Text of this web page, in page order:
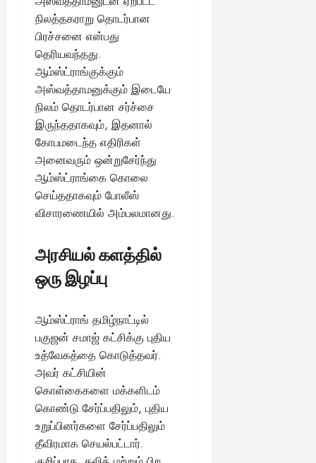
நிலத்தகராறு தொடர்பான
பிரச்சனை என்பது
தெரியவந்தது.
ஆம்ஸ்ட்ராங்குக்கும்
அஸ்வத்தாமனுக்கும் இடையே
நிலம் தொடர்பான சர்ச்சை
இருந்ததாகவும், இதனால்
கோபமடைந்த எதிரிகள்
அனைவரும் ஒன்றுசேர்ந்து
ஆம்ஸ்ட்ராங்கை கொலை
செய்ததாகவும் போலீஸ்
விசாரணையில் அம்பலமானது.
அரசியல் களத்தில்
ஒரு இழப்பு
ஆம்ஸ்ட்ராங் தமிழ்நாட்டில்
பகுஜன் சமாஜ் கட்சிக்கு புதிய
உத்வேகத்தை கொடுத்தவர்.
அவர் கட்சியின்
கொள்கைகளை மக்களிடம்
கொண்டு சேர்ப்பதிலும், புதிய
உறுப்பினர்களை சேர்ப்பதிலும்
தீவிரமாக செயல்பட்டார்.